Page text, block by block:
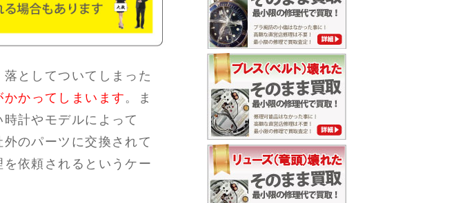
としてついてしまった
かってしまいます 。ま
計やモデルによって
のパーツに交換されて
依頼されるというケー